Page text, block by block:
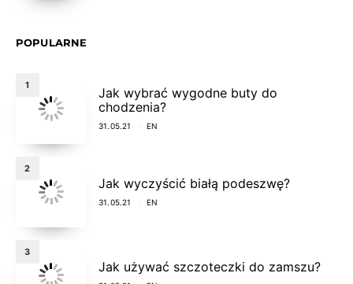
POPULARNE
1
Jak wybrać wygodne buty do
chodzenia?
31.05.21 EN
2
Jak wyczyścić białą podeszwę?
31.05.21 EN
3
Jak używać szczoteczki do zamszu?